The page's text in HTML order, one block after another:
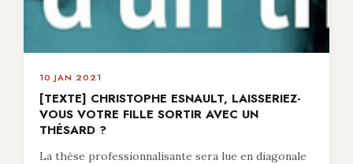
10 JAN 2021
[TEXTE] CHRISTOPHE ESNAULT, LAISSERIEZ-
VOUS VOTRE FILLE SORTIR AVEC UN
THÉSARD ?
La thèse professionnalisante sera lue en diagonale